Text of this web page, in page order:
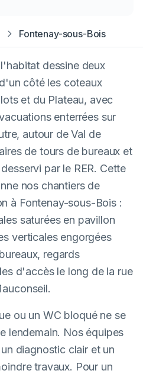
Fontenay-sous-Bois
dessine deux
côté les coteaux
et du Plateau, avec
enterrées sur
autour de Val de
de tours de bureaux et
par le RER. Cette
nos chantiers de
à Fontenay-sous-Bois :
saturées en pavillon
verticales engorgées
regards
d'accès le long de la rue
ou un WC bloqué ne se
lendemain. Nos équipes
diagnostic clair et un
travaux. Pour un